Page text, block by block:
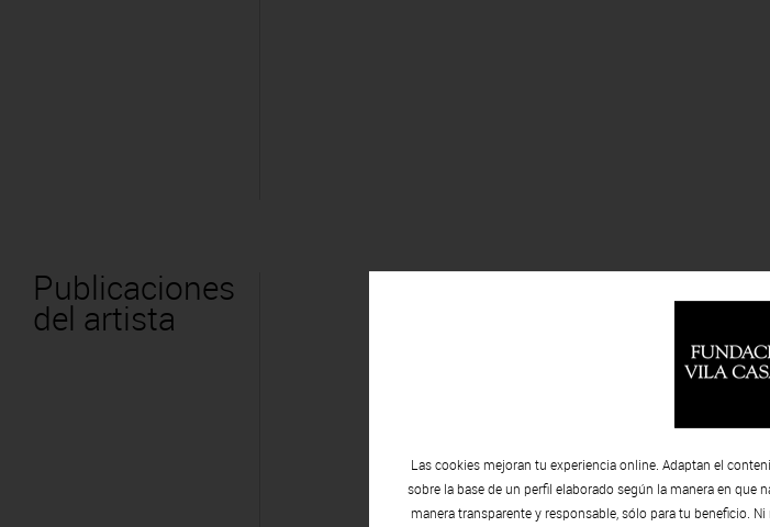
Publicaciones
del artista
Las cookies mejoran tu experiencia online. Adaptan el
sobre la base de un perfil elaborado según la manera en que
manera transparente y responsable, sólo para tu beneficio.